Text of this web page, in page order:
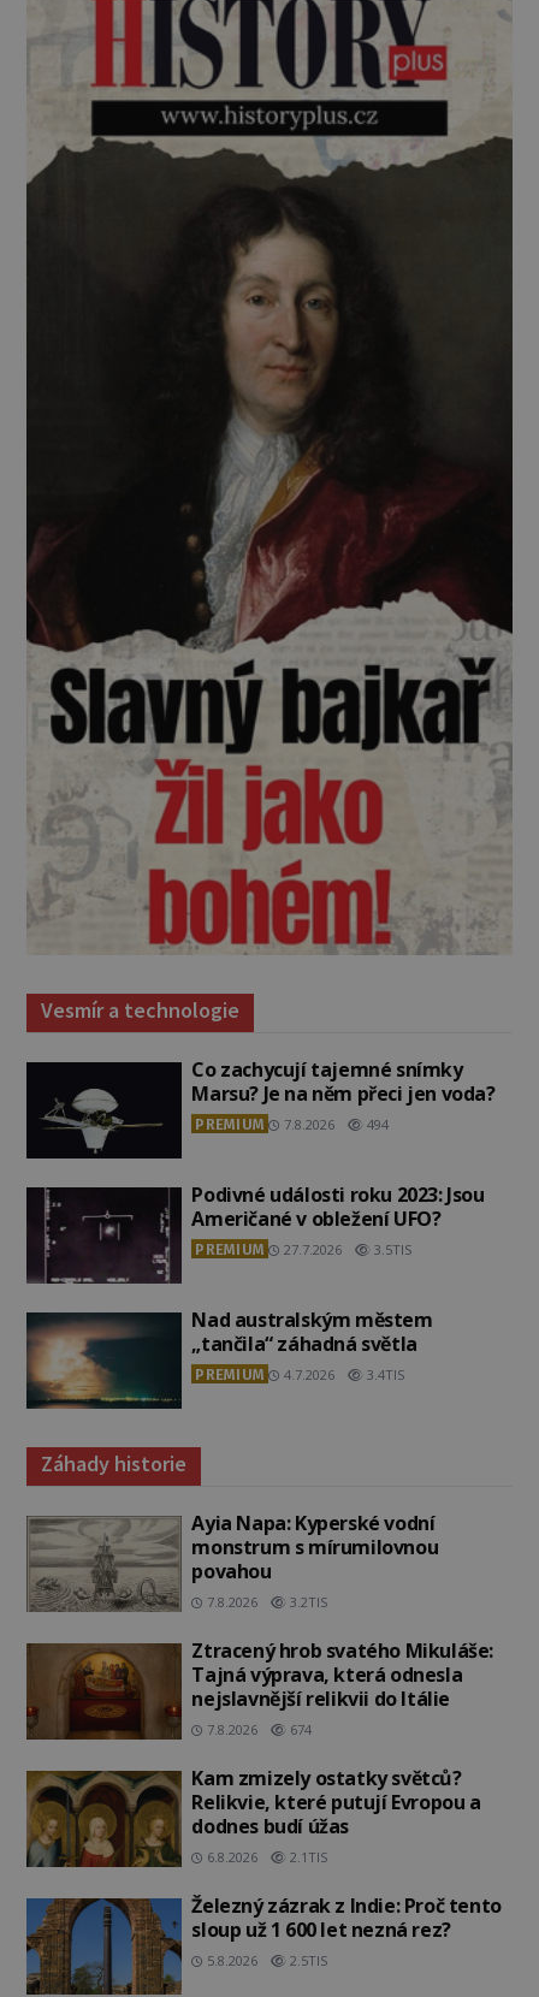
Vesmír a technologie
Co zachycují tajemné snímky
Marsu? Je na něm přeci jen voda?
PREMIUM 7.8.2026 494
Podivné události roku 2023: Jsou
Američané v obležení UFO?
PREMIUM 27.7.2026 3.5TIS
Nad australským městem
„tančila“ záhadná světla
PREMIUM 4.7.2026 3.4TIS
Záhady historie
Ayia Napa: Kyperské vodní
monstrum s mírumilovnou
povahou
7.8.2026 3.2TIS
Ztracený hrob svatého Mikuláše:
Tajná výprava, která odnesla
nejslavnější relikvii do Itálie
7.8.2026 674
Kam zmizely ostatky světců?
Relikvie, které putují Evropou a
dodnes budí úžas
6.8.2026 2.1TIS
Železný zázrak z Indie: Proč tento
sloup už 1 600 let nezná rez?
5.8.2026 2.5TIS